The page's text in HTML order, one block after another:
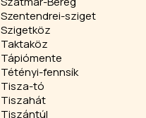
Szentendrei-sziget
Szigetköz
Taktaköz
Tápiómente
Tétényi-fennsík
Tisza-tó
Tiszahát
Tiszántúl